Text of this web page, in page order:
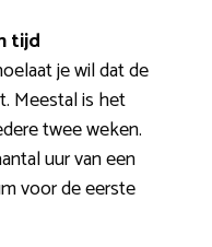
tijd
je wil dat de
Meestal is het
twee weken.
uur van een
voor de eerste